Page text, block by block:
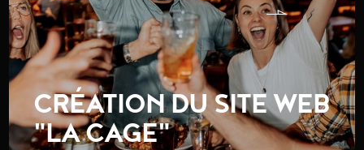
CRÉATION DU SITE WEB
"LA CAGE"